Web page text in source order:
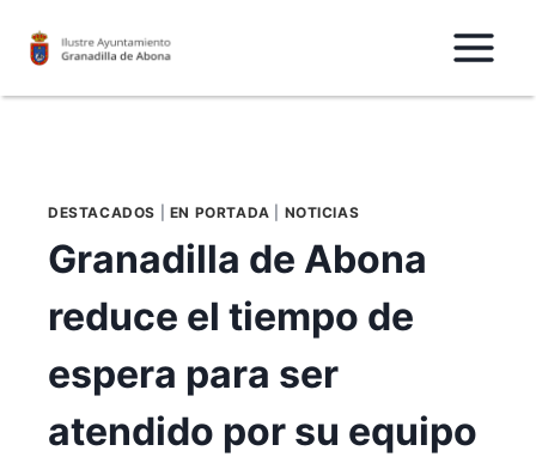
DESTACADOS EN PORTADA NOTICIAS
Granadilla de Abona
reduce el tiempo de
espera para ser
atendido por su equipo